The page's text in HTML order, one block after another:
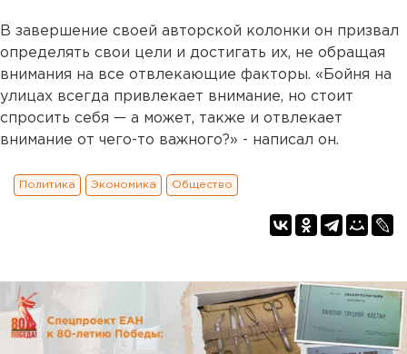
В завершение своей авторской колонки он призвал
определять свои цели и достигать их, не обращая
внимания на все отвлекающие факторы. «Бойня на
улицах всегда привлекает внимание, но стоит
спросить себя — а может, также и отвлекает
внимание от чего-то важного?» - написал он.
Политика Экономика Общество